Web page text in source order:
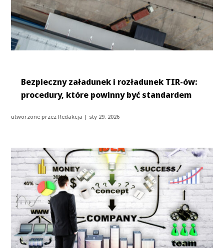
Bezpieczny załadunek i rozładunek TIR-ów:
procedury, które powinny być standardem
utworzone przezRedakcja | sty 29, 2026